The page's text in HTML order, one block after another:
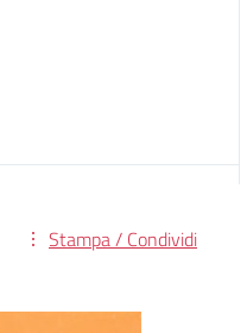
Stampa / Condividi